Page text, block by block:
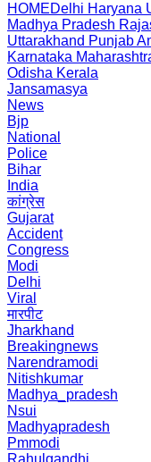
HOMEDelhi Haryana
Madhya Pradesh
Uttarakhand Punjab
Karnataka
Odisha Kerala
Jansamasya
News
Bjp
National
Police
Bihar
India
कांग्रेस
Gujarat
Accident
Congress
Modi
Delhi
Viral
मारपीट
Jharkhand
Breakingnews
Narendramodi
Nitishkumar
Madhya_pradesh
Nsui
Madhyapradesh
Pmmodi
Rahulgandhi